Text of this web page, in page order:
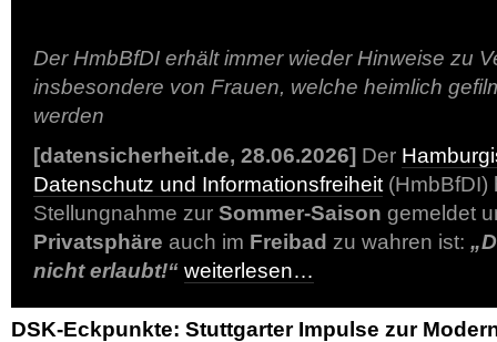
Der HmbBfDI erhält immer wieder Hinweise zu
insbesondere von Frauen, welche heimlich
werden
[datensicherheit.de, 28.06.2026] Der
Datenschutz und Informationsfreiheit (HmbBfDI)
Stellungnahme zur Sommer-Saison gemeldet
Privatsphäre auch im Freibad zu wahren ist:
nicht erlaubt!“ weiterlesen…
DSK-Eckpunkte: Stuttgarter Impulse zur